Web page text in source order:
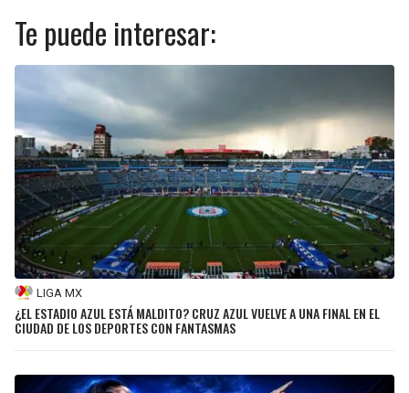
Te puede interesar:
LIGA MX
¿EL ESTADIO AZUL ESTÁ MALDITO? CRUZ AZUL VUELVE A UNA FINAL EN EL
CIUDAD DE LOS DEPORTES CON FANTASMAS